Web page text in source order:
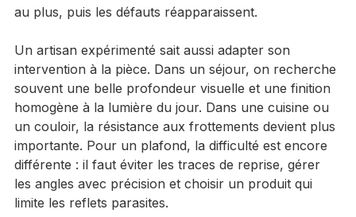
négligées, la peinture peut tenir quelques mois tout
Un artisan expérimenté sait aussi adapter son
intervention à la pièce. Dans un séjour, on recherche
souvent une belle profondeur visuelle et une finition
homogène à la lumière du jour. Dans une cuisine ou
un couloir, la résistance aux frottements devient plus
importante. Pour un plafond, la difficulté est encore
différente : il faut éviter les traces de reprise, gérer
les angles avec précision et choisir un produit qui